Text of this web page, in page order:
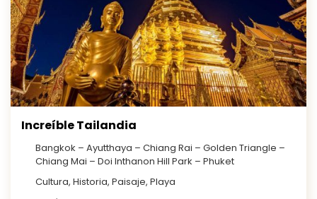
Increíble Tailandia
Bangkok – Ayutthaya – Chiang Rai – Golden Triangle –
Chiang Mai – Doi Inthanon Hill Park – Phuket
Cultura, Historia, Paisaje, Playa